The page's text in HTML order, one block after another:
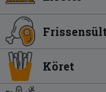
Frissensült
Köret